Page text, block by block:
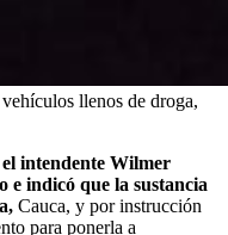
llenos de droga,
intendente Wilmer
e indicó que la sustancia
Cauca, y por instrucción
para ponerla a